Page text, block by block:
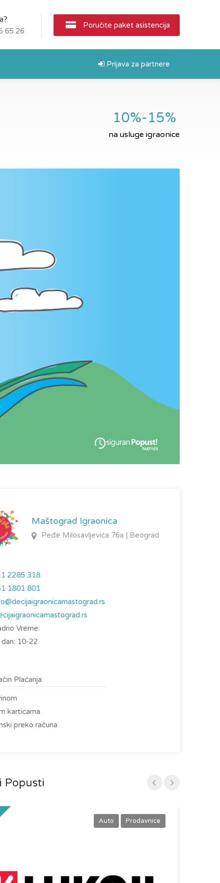
65 26
Poručite paket asistencija
Prijava za partnere
10%-15%
na usluge igraonice
Maštograd Igraonica
Peđe Milosavljevića 76a | Beograd
2285 318
1801 801
Vreme:
dan: 10-22
Plaćanja:
karticama
preko računa
Popusti
Auto Prodavnice